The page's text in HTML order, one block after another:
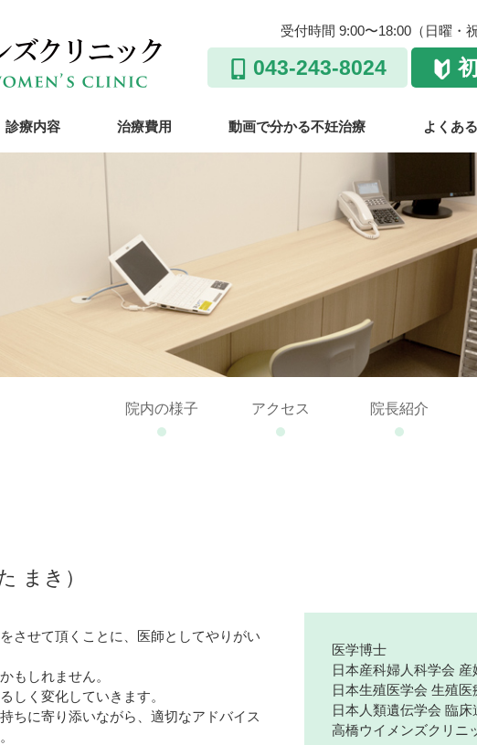
受付時間 9:00〜18:00（日曜・
043-243-8024
診療内容 治療費用 動画で分かる不妊治療 よくあ
院内の様子 アクセス 院長紹介
まき）
させて頂くことに、医師としてやりがい
もしれません。
しく変化していきます。
ちに寄り添いながら、適切なアドバイス
医学博士
日本産科婦人科学会 産
日本生殖医学会 生殖医
日本人類遺伝学会 臨床
高橋ウイメンズクリ